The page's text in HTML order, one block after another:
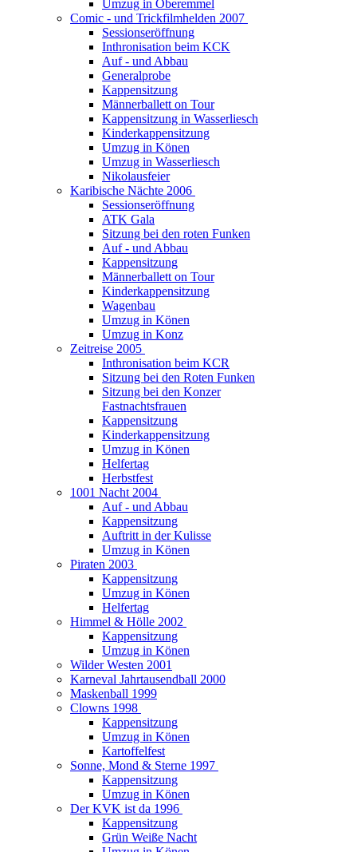
Umzug in Oberemmel
Comic - und Trickfilmhelden 2007
Sessionseröffnung
Inthronisation beim KCK
Auf - und Abbau
Generalprobe
Kappensitzung
Männerballett on Tour
Kappensitzung in Wasserliesch
Kinderkappensitzung
Umzug in Könen
Umzug in Wasserliesch
Nikolausfeier
Karibische Nächte 2006
Sessionseröffnung
ATK Gala
Sitzung bei den roten Funken
Auf - und Abbau
Kappensitzung
Männerballett on Tour
Kinderkappensitzung
Wagenbau
Umzug in Könen
Umzug in Konz
Zeitreise 2005
Inthronisation beim KCR
Sitzung bei den Roten Funken
Sitzung bei den Konzer
Fastnachtsfrauen
Kappensitzung
Kinderkappensitzung
Umzug in Könen
Helfertag
Herbstfest
1001 Nacht 2004
Auf - und Abbau
Kappensitzung
Auftritt in der Kulisse
Umzug in Könen
Piraten 2003
Kappensitzung
Umzug in Könen
Helfertag
Himmel & Hölle 2002
Kappensitzung
Umzug in Könen
Wilder Westen 2001
Karneval Jahrtausendball 2000
Maskenball 1999
Clowns 1998
Kappensitzung
Umzug in Könen
Kartoffelfest
Sonne, Mond & Sterne 1997
Kappensitzung
Umzug in Könen
Der KVK ist da 1996
Kappensitzung
Grün Weiße Nacht